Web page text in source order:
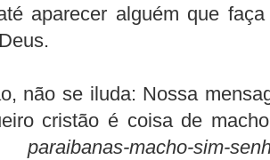
aparecer alguém que
não se iluda: Nossa
cristão é coisa de
paraibanas-macho-sim-